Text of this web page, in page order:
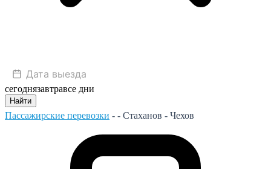
сегоднязавтравсе дни
Найти
Пассажирские перевозки - - Стаханов - Чехов